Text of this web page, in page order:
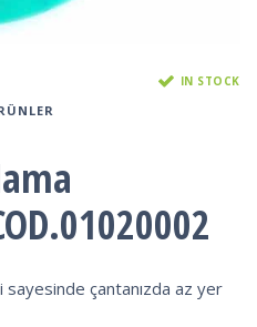
IN STOCK
sayesinde çantanızda az yer